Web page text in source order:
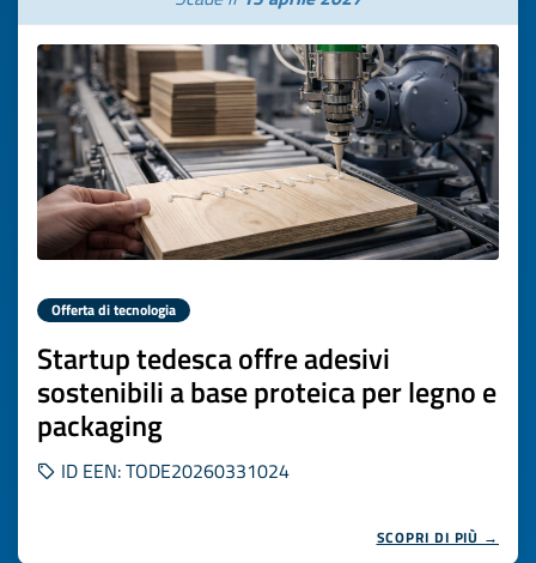
Offerta di tecnologia
Startup tedesca offre adesivi
sostenibili a base proteica per legno e
packaging
ID EEN: TODE20260331024
SCOPRI DI PIÙ →